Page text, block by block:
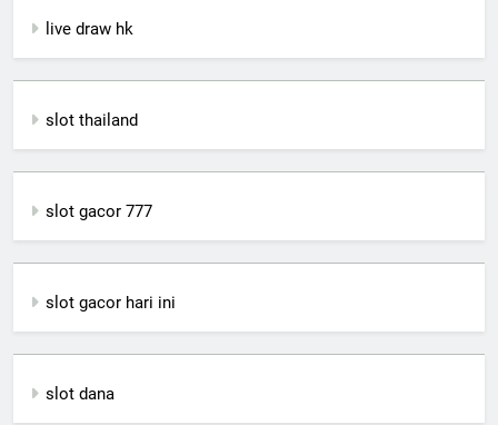
live draw hk
slot thailand
slot gacor 777
slot gacor hari ini
slot dana